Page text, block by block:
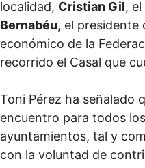
localidad, Cristian Gil,
Bernabéu, el presidente
económico de la
recorrido el Casal que
Toni Pérez ha señalado
encuentro para todos
ayuntamientos, tal y
con la voluntad de